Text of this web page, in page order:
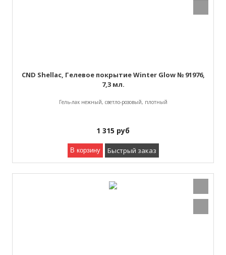
CND Shellac, Гелевое покрытие Winter Glow № 91976,
7,3 мл.
Гель-лак нежный, светло-розовый, плотный
1 315 руб
В корзину Быстрый заказ